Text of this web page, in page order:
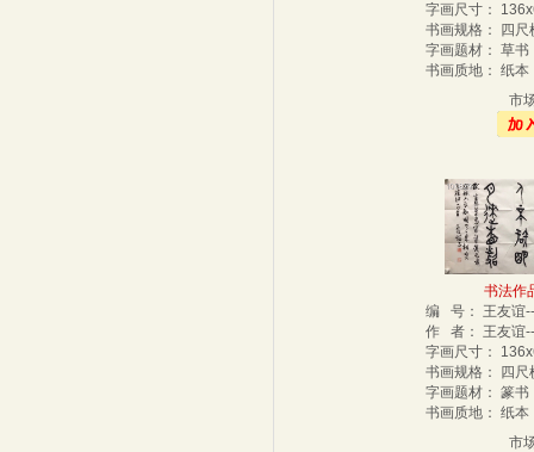
字画尺寸：
书画规格： 四
字画题材： 草
书画质地： 纸
市
书法作
编 号： 王友谊
作 者： 王友
字画尺寸：
书画规格： 四
字画题材： 篆
书画质地： 纸
市